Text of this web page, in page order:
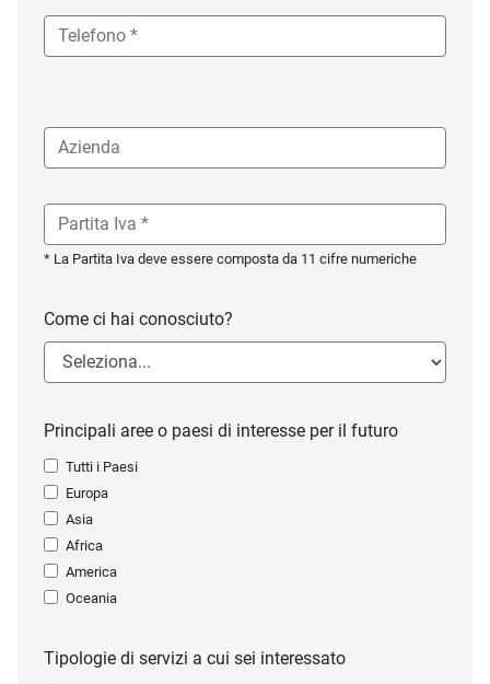
* La Partita Iva deve essere composta da 11 cifre numeriche
Come ci hai conosciuto?
Principali aree o paesi di interesse per il futuro
Tutti i Paesi
Europa
Asia
Africa
America
Oceania
Tipologie di servizi a cui sei interessato